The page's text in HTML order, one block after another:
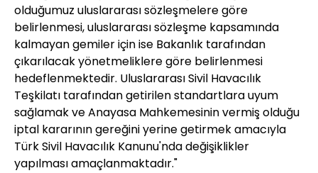
olduğumuz uluslararası sözleşmelere göre
belirlenmesi, uluslararası sözleşme kapsamında
kalmayan gemiler için ise Bakanlık tarafından
çıkarılacak yönetmeliklere göre belirlenmesi
hedeflenmektedir. Uluslararası Sivil Havacılık
Teşkilatı tarafından getirilen standartlara uyum
sağlamak ve Anayasa Mahkemesinin vermiş olduğu
iptal kararının gereğini yerine getirmek amacıyla
Türk Sivil Havacılık Kanunu'nda değişiklikler
yapılması amaçlanmaktadır."